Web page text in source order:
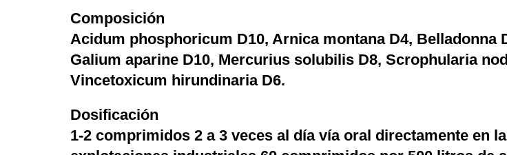
Composición
Acidum phosphoricum D10, Arnica montana D4, Belladonna
Galium aparine D10, Mercurius solubilis D8, Scrophularia
Vincetoxicum hirundinaria D6.
Dosificación
1-2 comprimidos 2 a 3 veces al día vía oral directamente en